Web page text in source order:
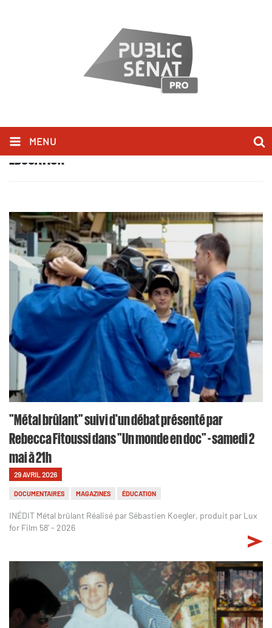
MENU
ÉDUCATION
"Métal brûlant" suivi d'un débat présenté par
Rebecca Fitoussi dans "Un monde en doc" - samedi 2
mai à 21h
29 AVRIL 2026
DOCUMENTAIRES MAGAZINES ÉDUCATION
INÉDIT Métal brûlant Réalisé par Sébastien Koegler, produit par Lux
for Film 58' - 2026